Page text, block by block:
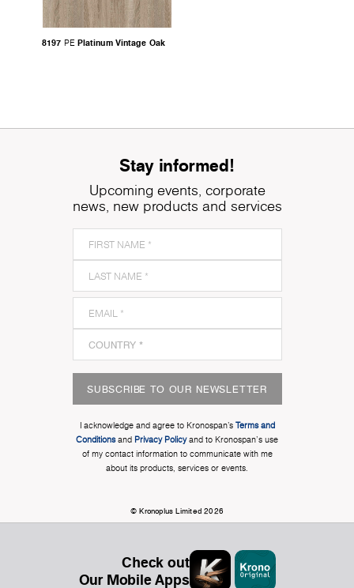
8197 PE Platinum Vintage Oak
Stay informed!
Upcoming events, corporate
news, new products and services
SUBSCRIBE TO OUR NEWSLETTER
I acknowledge and agree to Kronospan’s Terms and
Conditionsand Privacy Policyand to Kronospan's use
of my contact information to communicate with me
about its products, services or events.
© Kronoplus Limited 2026
Check out
Our Mobile Apps